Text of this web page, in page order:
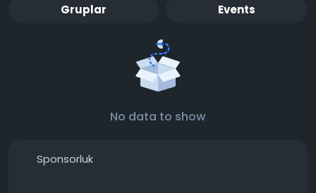
Gruplar Events
No data to show
Sponsorluk